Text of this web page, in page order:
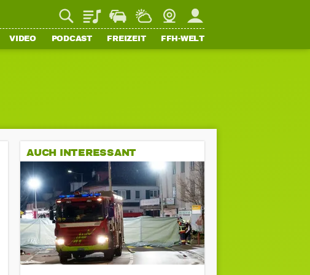
PlaylistStaupilotWetterWebcamMein FFH
VIDEO PODCAST FREIZEIT FFH-WELT
AUCH INTERESSANT